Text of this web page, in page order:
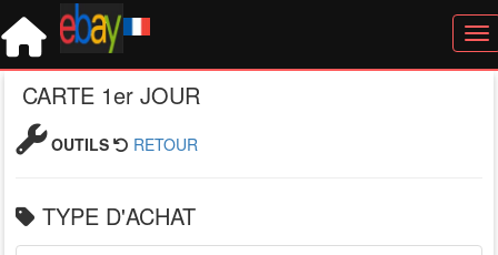
CARTE 1er JOUR
OUTILS RETOUR
TYPE D'ACHAT